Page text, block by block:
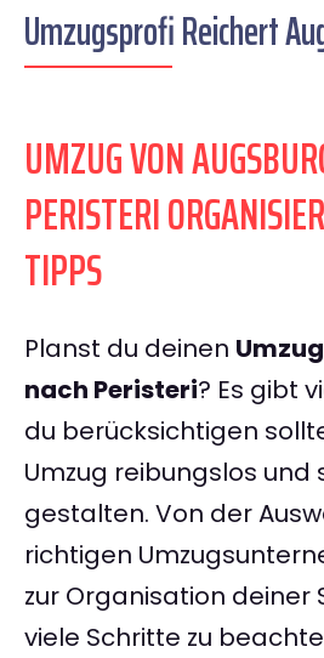
Umzugsprofi Reichert
UMZUG VON
PERISTERI
TIPPS
Planst du deinen
nach Peristeri? Es gibt
du berücksichtigen
Umzug reibungslos und
gestalten. Von der
richtigen
zur Organisation deiner
viele Schritte zu